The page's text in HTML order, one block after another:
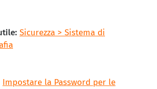
Sicurezza > Sistema di
Impostare la Password per le